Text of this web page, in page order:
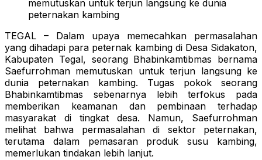
memutuskan untuk terjun langsung ke dunia
peternakan kambing
TEGAL – Dalam upaya memecahkan permasalahan
yang dihadapi para peternak kambing di Desa Sidakaton,
Kabupaten Tegal, seorang Bhabinkamtibmas bernama
Saefurrohman memutuskan untuk terjun langsung ke
dunia peternakan kambing. Tugas pokok seorang
Bhabinkamtibmas sebenarnya lebih terfokus pada
memberikan keamanan dan pembinaan terhadap
masyarakat di tingkat desa. Namun, Saefurrohman
melihat bahwa permasalahan di sektor peternakan,
terutama dalam pemasaran produk susu kambing,
memerlukan tindakan lebih lanjut.